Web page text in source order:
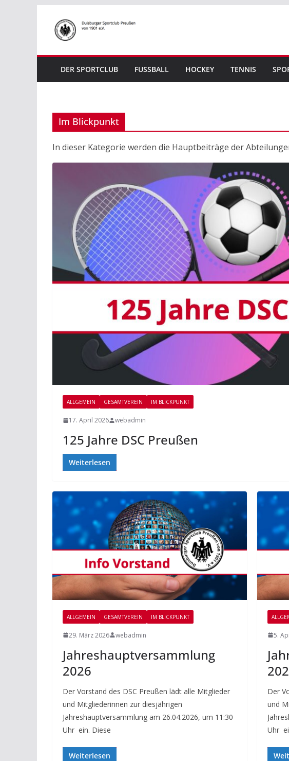
Inhalt
springen
DER SPORTCLUB FUSSBALL HOCKEY TENNIS
Im Blickpunkt
In dieser Kategorie werden die Hauptbeiträge der
ALLGEMEIN GESAMTVEREIN IM BLICKPUNKT
17. April 2026 webadmin
125 Jahre DSC Preußen
Weiterlesen
ALLGEMEIN GESAMTVEREIN IM BLICKPUNKT
29. März 2026 webadmin
Jahreshauptversammlung
2026
Der Vorstand des DSC Preußen lädt alle Mitglieder
und Mitgliederinnen zur diesjährigen
Jahreshauptversammlung am 26.04.2026, um 11:30
Uhr ein. Diese
Weiterlesen
5.
Der
und
Uhr